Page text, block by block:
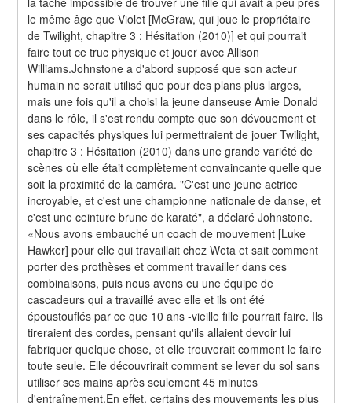
le même âge que Violet [McGraw, qui joue le propriétaire
de Twilight, chapitre 3 : Hésitation (2010)] et qui pourrait
faire tout ce truc physique et jouer avec Allison
Williams.Johnstone a d'abord supposé que son acteur
humain ne serait utilisé que pour des plans plus larges,
mais une fois qu'il a choisi la jeune danseuse Amie Donald
dans le rôle, il s'est rendu compte que son dévouement et
ses capacités physiques lui permettraient de jouer Twilight,
chapitre 3 : Hésitation (2010) dans une grande variété de
scènes où elle était complètement convaincante quelle que
soit la proximité de la caméra. "C'est une jeune actrice
incroyable, et c'est une championne nationale de danse, et
c'est une ceinture brune de karaté", a déclaré Johnstone.
«Nous avons embauché un coach de mouvement [Luke
Hawker] pour elle qui travaillait chez Wētā et sait comment
porter des prothèses et comment travailler dans ces
combinaisons, puis nous avons eu une équipe de
cascadeurs qui a travaillé avec elle et ils ont été
époustouflés par ce que 10 ans -vieille fille pourrait faire. Ils
tireraient des cordes, pensant qu'ils allaient devoir lui
fabriquer quelque chose, et elle trouverait comment le faire
toute seule. Elle découvrirait comment se lever du sol sans
utiliser ses mains après seulement 45 minutes
d'entraînement.En effet, certains des mouvements les plus